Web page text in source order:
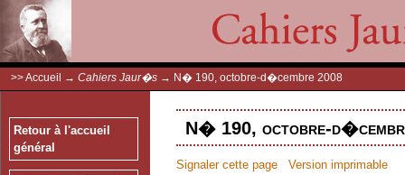
>>Accueil → Cahiers Jaur�s → N� 190, octobre-d�cembre 2008
Retour à l'accueil
général
N� 190, octobre-
Signaler cette page
Version imprimable